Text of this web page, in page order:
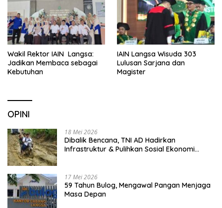
Wakil Rektor IAIN Langsa:
Jadikan Membaca sebagai
Kebutuhan
IAIN Langsa Wisuda 303
Lulusan Sarjana dan
Magister
OPINI
18 Mei 2026
Dibalik Bencana, TNI AD Hadirkan
Infrastruktur & Pulihkan Sosial Ekonomi
17 Mei 2026
59 Tahun Bulog, Mengawal Pangan Menjaga
Masa Depan